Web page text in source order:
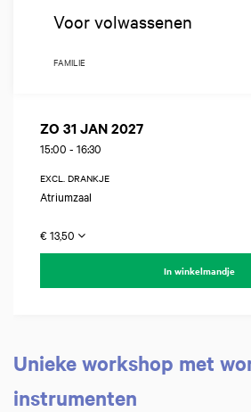
Voor volwassenen
FAMILIE
ZO 31 JAN 2027
15:00 - 16:30
EXCL. DRANKJE
Atriumzaal
€ 13,50
In winkelmandje
Unieke workshop met
instrumenten